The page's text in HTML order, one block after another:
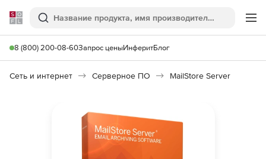
Softline
Поиск
8 (800) 200-08-60Запрос ценыИнферитБлог
Сеть и интернет Серверное ПО MailStore Server